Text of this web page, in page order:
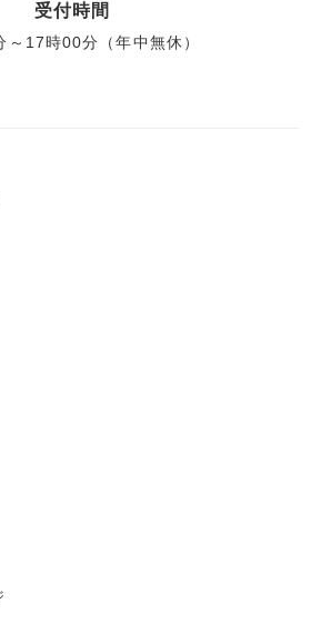
受付時間
～17時00分（年中無休）